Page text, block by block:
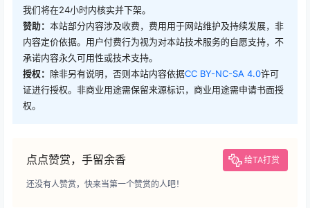
我们将在24小时内核实并下架。
赞助： 本站部分内容涉及收费，费用用于网站维护及持续发展，非
内容定价依据。用户付费行为视为对本站技术服务的自愿支持，不
承诺内容永久可用性或技术支持。
授权： 除非另有说明，否则本站内容依据CC BY-NC-SA 4.0许可
证进行授权。非商业用途需保留来源标识，商业用途需申请书面授
权。
点点赞赏，手留余香 给TA打赏
还没有人赞赏，快来当第一个赞赏的人吧！